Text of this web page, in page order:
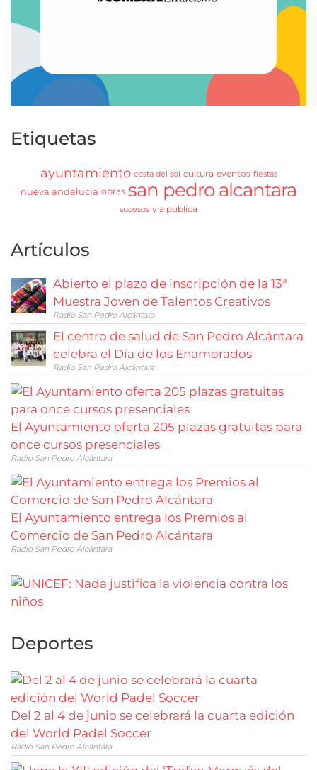
Etiquetas
ayuntamiento costa del sol cultura eventos fiestas
nueva andalucia obras san pedro alcantara
sucesos via publica
Artículos
Abierto el plazo de inscripción de la 13ª
Muestra Joven de Talentos Creativos
Radio San Pedro Alcántara
El centro de salud de San Pedro Alcántara
celebra el Día de los Enamorados
Radio San Pedro Alcántara
El Ayuntamiento oferta 205 plazas gratuitas para
once cursos presenciales
Radio San Pedro Alcántara
El Ayuntamiento entrega los Premios al
Comercio de San Pedro Alcántara
Radio San Pedro Alcántara
Deportes
Del 2 al 4 de junio se celebrará la cuarta edición
del World Padel Soccer
Radio San Pedro Alcántara